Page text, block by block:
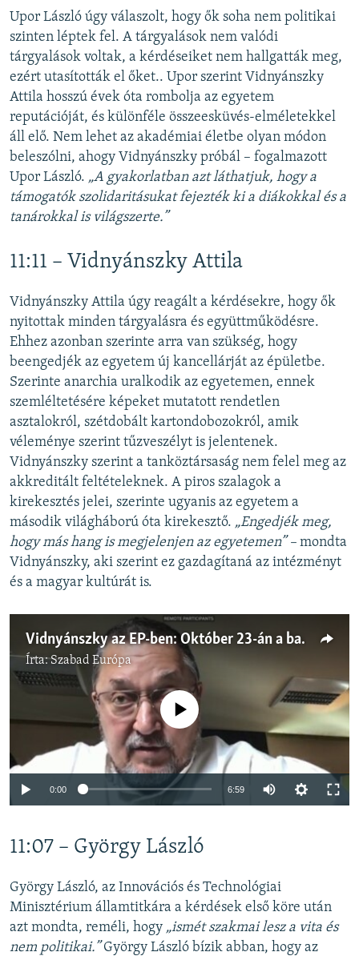
Upor László úgy válaszolt, hogy ők soha nem politikai
szinten léptek fel. A tárgyalások nem valódi
tárgyalások voltak, a kérdéseiket nem hallgatták meg,
ezért utasították el őket.. Upor szerint Vidnyánszky
Attila hosszú évek óta rombolja az egyetem
reputációját, és különféle összeesküvés-elméletekkel
áll elő. Nem lehet az akadémiai életbe olyan módon
beleszólni, ahogy Vidnyánszky próbál – fogalmazott
Upor László. „A gyakorlatban azt láthatjuk, hogy a
támogatók szolidaritásukat fejezték ki a diákokkal és a
tanárokkal is világszerte.”
11:11 – Vidnyánszky Attila
Vidnyánszky Attila úgy reagált a kérdésekre, hogy ők
nyitottak minden tárgyalásra és együttműködésre.
Ehhez azonban szerinte arra van szükség, hogy
beengedjék az egyetem új kancellárját az épületbe.
Szerinte anarchia uralkodik az egyetemen, ennek
szemléltetésére képeket mutatott rendetlen
asztalokról, szétdobált kartondobozokról, amik
véleménye szerint tűzveszélyt is jelentenek.
Vidnyánszky szerint a tanköztársaság nem felel meg az
akkreditált feltételeknek. A piros szalagok a
kirekesztés jelei, szerinte ugyanis az egyetem a
második világháború óta kirekesztő. „Engedjék meg,
hogy más hang is megjelenjen az egyetemen” – mondta
Vidnyánszky, aki szerint ez gazdagítaná az intézményt
és a magyar kultúrát is.
Vidnyánszky az EP-ben: Október 23-án a baloldali pártok kampány nyitó gyűlést tartottak
Írta:Szabad Európa
720p 1080p
Jelenleg nincs elérhető tartalom
0:00 6:59
1080p
11:07 – György László
György László, az Innovációs és Technológiai
Minisztérium államtitkára a kérdések első köre után
azt mondta, reméli, hogy „ismét szakmai lesz a vita és
nem politikai.”György László bízik abban, hogy az